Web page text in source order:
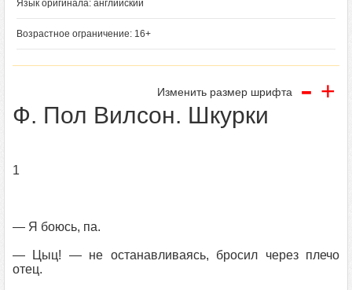
Язык оригинала: английский
Возрастное ограничение: 16+
Изменить размер шрифта - +
Ф. Пол Вилсон. Шкурки
1
— Я боюсь, па.
— Цыц! — не останавливаясь, бросил через плечо
отец.